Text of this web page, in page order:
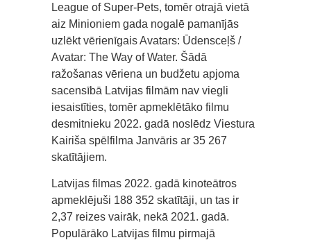
League of Super-Pets, tomēr otrajā vietā
aiz Minioniem gada nogalē pamanījās
uzlēkt vērienīgais Avatars: Ūdensceļš /
Avatar: The Way of Water. Šādā
ražošanas vēriena un budžetu apjoma
sacensībā Latvijas filmām nav viegli
iesaistīties, tomēr apmeklētāko filmu
desmitnieku 2022. gadā noslēdz Viestura
Kairiša spēlfilma Janvāris ar 35 267
skatītājiem.
Latvijas filmas 2022. gadā kinoteātros
apmeklējuši 188 352 skatītāji, un tas ir
2,37 reizes vairāk, nekā 2021. gadā.
Populārāko Latvijas filmu pirmajā